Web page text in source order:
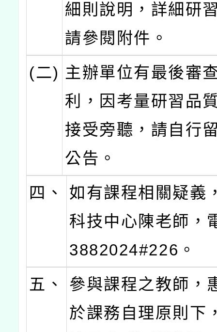
細則說明，詳細研
請參閱附件。
(二) 主辦單位有最後審
利，因考量研習品
接受旁聽，請自行
公告。
四、
如有課程相關疑義
科技中心陳老師，
3882024#226。
五、
參與課程之教師，
於課務自理原則下